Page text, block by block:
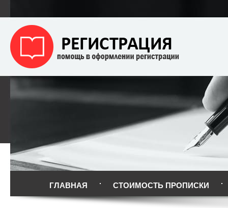
ГЛАВНАЯ СТОИМОСТЬ ПРОПИСКИ